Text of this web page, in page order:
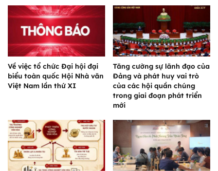
Về việc tổ chức Đại hội đại
biểu toàn quốc Hội Nhà văn
Việt Nam lần thứ XI
Tăng cường sự lãnh đạo của
Đảng và phát huy vai trò
của các hội quần chúng
trong giai đoạn phát triển
mới